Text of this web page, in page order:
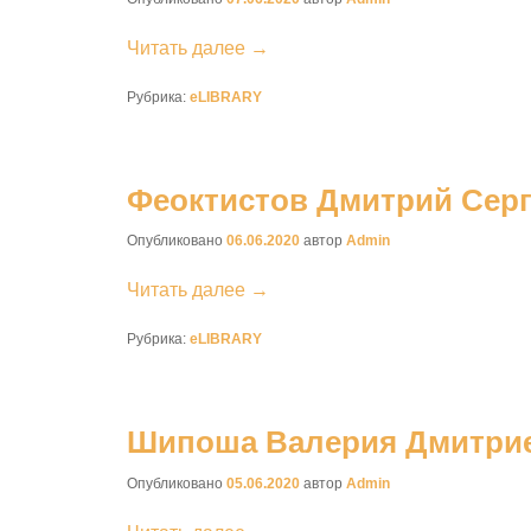
Читать далее →
Рубрика: eLIBRARY
Феоктистов Дмитрий
Опубликовано 06.06.2020 автор Admin
Читать далее →
Рубрика: eLIBRARY
Шипоша Валерия
Опубликовано 05.06.2020 автор Admin